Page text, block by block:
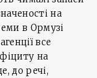
на
в Ормузі
все
на
до речі,